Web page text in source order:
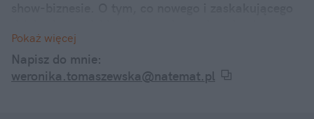
Internetowe dramy, kontrowersyjne wypowiedzi, a
także ciekawostki z życia codziennego znanych
twarzy – śledzę je wszystkie i informuję o nich w
Pokaż więcej
Napisz do mnie:
weronika.tomaszewska@natemat.pl